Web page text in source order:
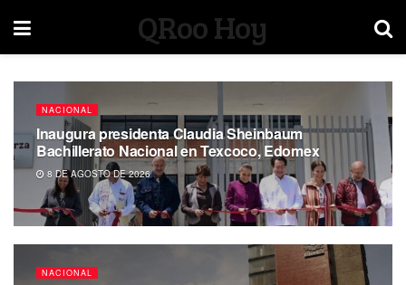
QRoo Hoy
NACIONAL
Inaugura presidenta Claudia Sheinbaum
Bachillerato Nacional en Texcoco, Edomex
8 DE AGOSTO DE 2026
NACIONAL